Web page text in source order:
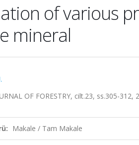
of various
mineral
OF FORESTRY, cilt.23, ss.305-312,
Makale / Tam Makale